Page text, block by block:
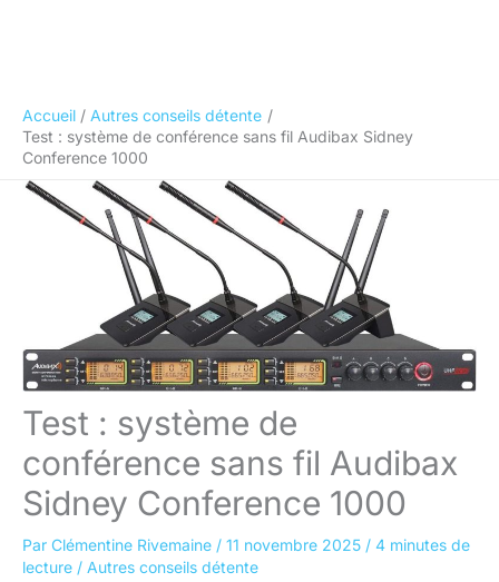
Accueil
Autres conseils détente
Test : système de conférence sans fil Audibax Sidney
Conference 1000
Test : système de
conférence sans fil Audibax
Sidney Conference 1000
Par Clémentine Rivemaine / 11 novembre 2025 / 4 minutes de
lecture / Autres conseils détente